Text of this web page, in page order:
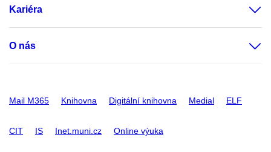
Kariéra
O nás
Mail M365 Knihovna Digitální knihovna Medial ELF
CIT IS Inet.muni.cz Online výuka